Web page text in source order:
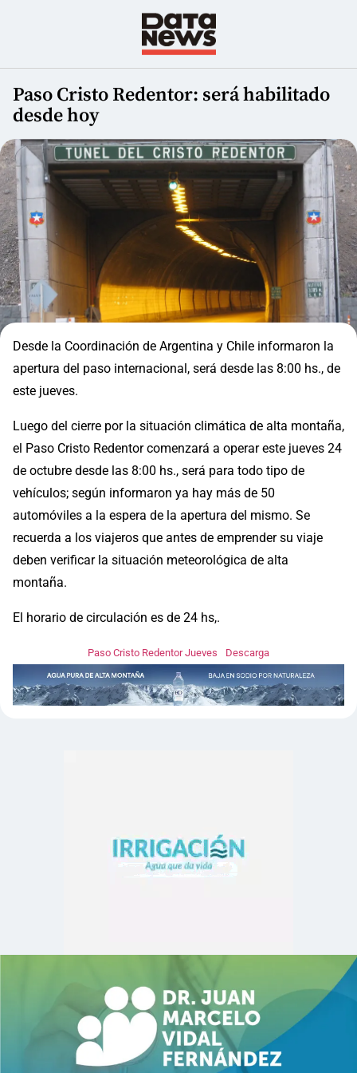
Paso Cristo Redentor: será habilitado
desde hoy
Desde la Coordinación de Argentina y Chile informaron la
apertura del paso internacional, será desde las 8:00 hs., de
este jueves.
Luego del cierre por la situación climática de alta montaña,
el Paso Cristo Redentor comenzará a operar este jueves 24
de octubre desde las 8:00 hs., será para todo tipo de
vehículos; según informaron ya hay más de 50
automóviles a la espera de la apertura del mismo. Se
recuerda a los viajeros que antes de emprender su viaje
deben verificar la situación meteorológica de alta
montaña.
El horario de circulación es de 24 hs,.
Paso Cristo Redentor Jueves Descarga